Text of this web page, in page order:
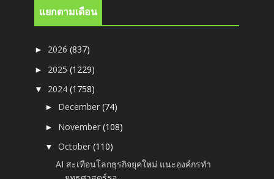
แยกตามเดือน
► 2026(837)
► 2025(1229)
▼ 2024(1758)
► December(74)
► November(108)
▼October(110)
AI สะเทือนโลกธุรกิจยุคใหม่ แนะองค์กรทำ